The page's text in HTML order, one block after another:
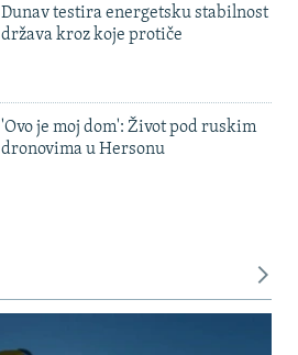
Dunav testira energetsku stabilnost
država kroz koje protiče
'Ovo je moj dom': Život pod ruskim
dronovima u Hersonu